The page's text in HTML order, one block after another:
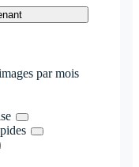
par mois